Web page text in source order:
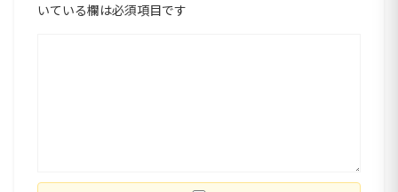
いている欄は必須項目です